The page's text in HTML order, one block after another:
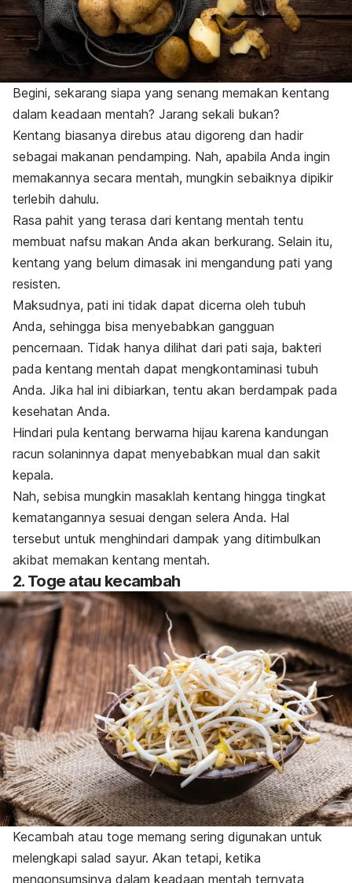
Begini, sekarang siapa yang senang memakan kentang
dalam keadaan mentah? Jarang sekali bukan?
Kentang biasanya direbus atau digoreng dan hadir
sebagai makanan pendamping. Nah, apabila Anda ingin
memakannya secara mentah, mungkin sebaiknya dipikir
terlebih dahulu.
Rasa pahit yang terasa dari kentang mentah tentu
membuat nafsu makan Anda akan berkurang. Selain itu,
kentang yang belum dimasak ini mengandung pati yang
resisten.
Maksudnya, pati ini tidak dapat dicerna oleh tubuh
Anda, sehingga bisa menyebabkan gangguan
pencernaan. Tidak hanya dilihat dari pati saja, bakteri
pada kentang mentah dapat mengkontaminasi tubuh
Anda. Jika hal ini dibiarkan, tentu akan berdampak pada
kesehatan Anda.
Hindari pula kentang berwarna hijau karena kandungan
racun solaninnya dapat menyebabkan mual dan sakit
kepala.
Nah, sebisa mungkin masaklah kentang hingga tingkat
kematangannya sesuai dengan selera Anda. Hal
tersebut untuk menghindari dampak yang ditimbulkan
akibat memakan kentang mentah.
2. Toge atau kecambah
Kecambah atau toge memang sering digunakan untuk
melengkapi salad sayur. Akan tetapi, ketika
mengonsumsinya dalam keadaan mentah ternyata